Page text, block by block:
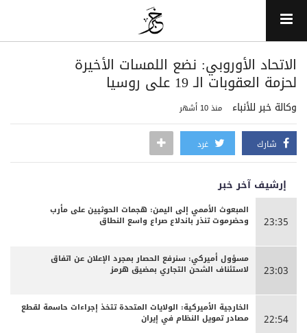
‏الاتحاد الأوروبي: نضع اللمسات الأخيرة
لحزمة العقوبات الـ 19 على روسيا
وكالة خبر للأنباء منذ 10 أشهر
شارك غرد
إرشيف آخر خبر
23:35
المبعوث الأممي إلى اليمن: هجمات الحوثيين على مأرب
وحضرموت تنذر باندلاع صراع واسع النطاق
23:03
مسؤول أميركي: سنرفع الحصار بمجرد الإعلان عن اتفاق
لاستئناف الشحن التجاري بمضيق هرمز
22:54
الخارجية الأميركية: الولايات المتحدة تتخذ إجراءات حاسمة لقطع
مصادر تمويل النظام في إيران